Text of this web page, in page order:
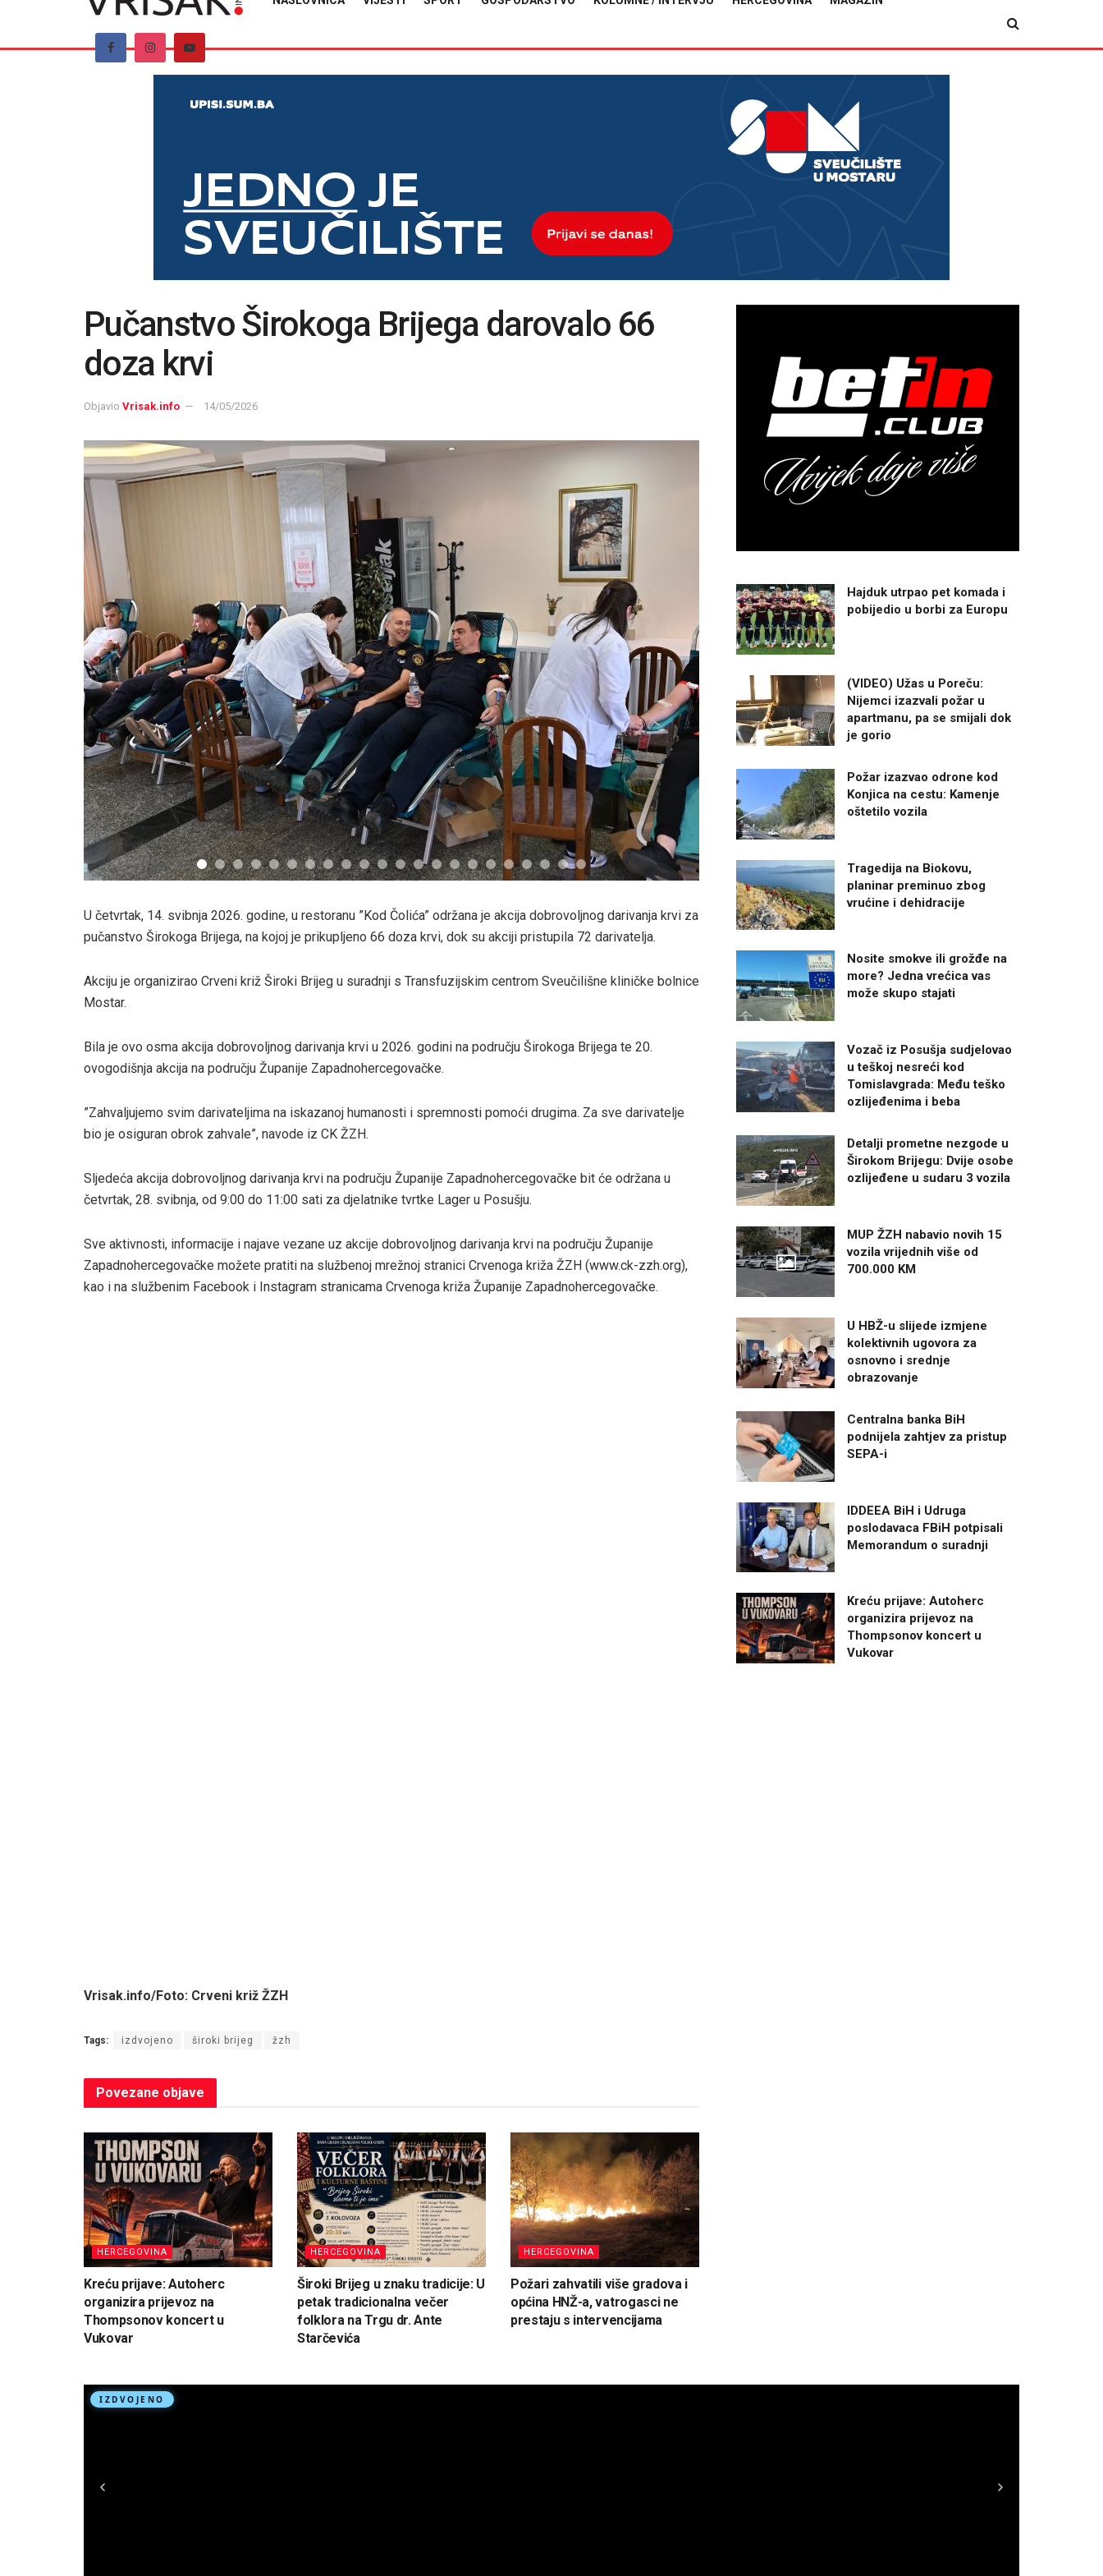
Pučanstvo Širokoga Brijega darovalo 66
doza krvi
Objavio Vrisak.info 14/05/2026
U četvrtak, 14. svibnja 2026. godine, u restoranu ”Kod Čolića” održana je akcija dobrovoljnog darivanja krvi za
pučanstvo Širokoga Brijega, na kojoj je prikupljeno 66 doza krvi, dok su akciji pristupila 72 darivatelja.
Akciju je organizirao Crveni križ Široki Brijeg u suradnji s Transfuzijskim centrom Sveučilišne kliničke bolnice
Mostar.
Bila je ovo osma akcija dobrovoljnog darivanja krvi u 2026. godini na području Širokoga Brijega te 20.
ovogodišnja akcija na području Županije Zapadnohercegovačke.
”Zahvaljujemo svim darivateljima na iskazanoj humanosti i spremnosti pomoći drugima. Za sve darivatelje
bio je osiguran obrok zahvale”, navode iz CK ŽZH.
Sljedeća akcija dobrovoljnog darivanja krvi na području Županije Zapadnohercegovačke bit će održana u
četvrtak, 28. svibnja, od 9:00 do 11:00 sati za djelatnike tvrtke Lager u Posušju.
Sve aktivnosti, informacije i najave vezane uz akcije dobrovoljnog darivanja krvi na području Županije
Zapadnohercegovačke možete pratiti na službenoj mrežnoj stranici Crvenoga križa ŽZH (www.ck-zzh.org),
kao i na službenim Facebook i Instagram stranicama Crvenoga križa Županije Zapadnohercegovačke.
Vrisak.info/Foto: Crveni križ ŽZH
Tags: izdvojeno široki brijeg žzh
Povezane objave
HERCEGOVINA
Kreću prijave: Autoherc
organizira prijevoz na
Thompsonov koncert u
Vukovar
HERCEGOVINA
Široki Brijeg u znaku tradicije: U
petak tradicionalna večer
folklora na Trgu dr. Ante
Starčevića
HERCEGOVINA
Požari zahvatili više gradova i
općina HNŽ-a, vatrogasci ne
prestaju s intervencijama
Hajduk utrpao pet komada i
pobijedio u borbi za Europu
(VIDEO) Užas u Poreču:
Nijemci izazvali požar u
apartmanu, pa se smijali dok
je gorio
Požar izazvao odrone kod
Konjica na cestu: Kamenje
oštetilo vozila
Tragedija na Biokovu,
planinar preminuo zbog
vrućine i dehidracije
Nosite smokve ili grožđe na
more? Jedna vrećica vas
može skupo stajati
Vozač iz Posušja sudjelovao
u teškoj nesreći kod
Tomislavgrada: Među teško
ozlijeđenima i beba
Detalji prometne nezgode u
Širokom Brijegu: Dvije osobe
ozlijeđene u sudaru 3 vozila
MUP ŽZH nabavio novih 15
vozila vrijednih više od
700.000 KM
U HBŽ-u slijede izmjene
kolektivnih ugovora za
osnovno i srednje
obrazovanje
Centralna banka BiH
podnijela zahtjev za pristup
SEPA-i
IDDEEA BiH i Udruga
poslodavaca FBiH potpisali
Memorandum o suradnji
Kreću prijave: Autoherc
organizira prijevoz na
Thompsonov koncert u
Vukovar